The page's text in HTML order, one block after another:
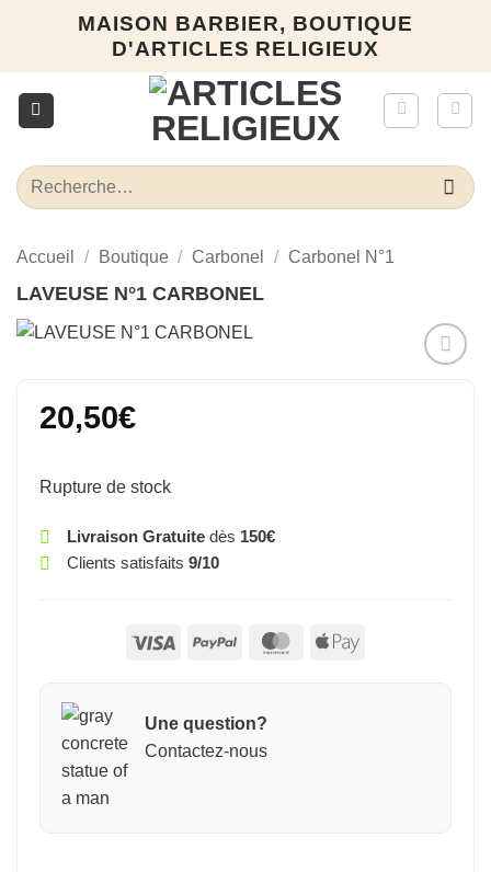
MAISON BARBIER, BOUTIQUE
D'ARTICLES RELIGIEUX
Recherche
pour :
Accueil / Boutique / Carbonel / Carbonel N°1
LAVEUSE N°1 CARBONEL
20,50€
Rupture de stock
Livraison Gratuitedès 150€
Clients satisfaits 9/10
Visa PayPal MasterCardApple
Une question?
Contactez-nous